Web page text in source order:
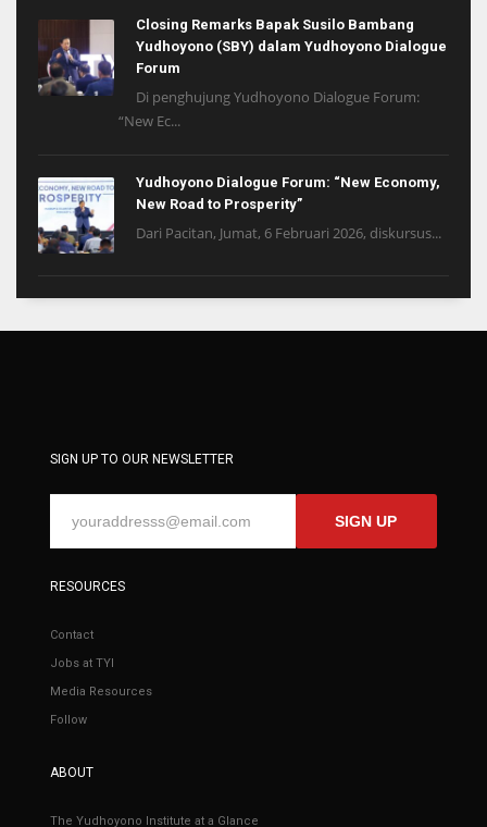
Closing Remarks Bapak Susilo Bambang
Yudhoyono (SBY) dalam Yudhoyono Dialogue
Forum
Di penghujung Yudhoyono Dialogue Forum:
“New Ec...
Yudhoyono Dialogue Forum: “New Economy,
New Road to Prosperity”
Dari Pacitan, Jumat, 6 Februari 2026, diskursus...
SIGN UP TO OUR NEWSLETTER
SIGN UP
RESOURCES
Contact
Jobs at TYI
Media Resources
Follow
ABOUT
The Yudhoyono Institute at a Glance